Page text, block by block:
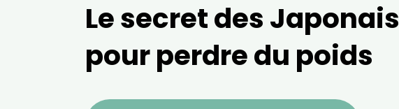
Le secret des Japonais
pour perdre du poids